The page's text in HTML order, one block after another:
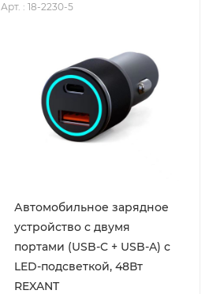
Арт. : 18-2230-5
Автомобильное зарядное
устройство c двумя
портами (USB-C + USB-A) c
LED-подсветкой, 48Вт
REXANT